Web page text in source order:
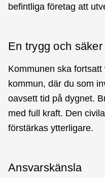
befintliga företag att
En trygg och
Kommunen ska
kommun, där du som
oavsett tid på dygnet.
med full kraft. Den
förstärkas ytterligare.
Ansvarskänsla